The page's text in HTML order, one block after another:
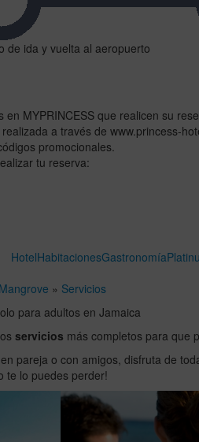
de ida y vuelta al aeropuerto
MYPRINCESS que realicen su
a través de www.princess-
promocionales.
tu reserva:
HotelHabitacionesGastronomía
» Servicios
para adultos en Jamaica
servicios más completos para que
pareja o con amigos, disfruta de
te lo puedes perder!